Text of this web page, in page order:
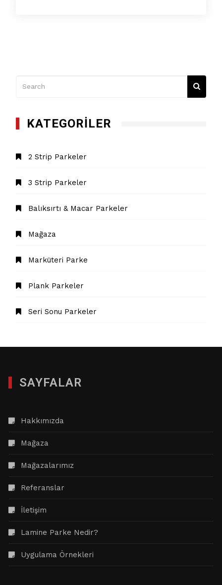
KATEGORILER
2 Strip Parkeler
3 Strip Parkeler
Balıksırtı & Macar Parkeler
Mağaza
Marküteri Parke
Plank Parkeler
Seri Sonu Parkeler
SAYFALAR
Hakkımızda
Mağaza
Mağazalarımız
Referanslar
İletişim
Lamine Parke Nedir?
Uygulama Örnekleri